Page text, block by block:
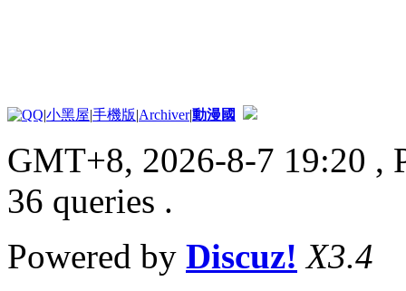
|小黑屋|手機版|Archiver|動漫國
GMT+8, 2026-8-7 19:20 ,
36 queries .
Powered by Discuz! X3.4